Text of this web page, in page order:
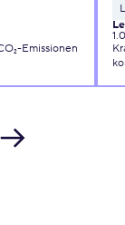
Emissionen